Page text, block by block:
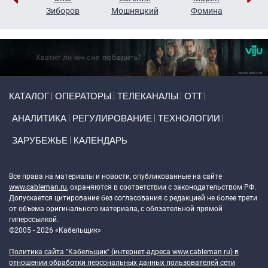
Зиборов
Мошняцкий
Фомина
КАТАЛОГ ОПЕРАТОРЫ ТЕЛЕКАНАЛЫ ОТТ
АНАЛИТИКА РЕГУЛИРОВАНИЕ ТЕХНОЛОГИИ
ЗАРУБЕЖЬЕ КАЛЕНДАРЬ
Все права на материалы и новости, опубликованные на сайте
www.cableman.ru, охраняются в соответствии с законодательством РФ.
Допускается цитирование без согласования с редакцией не более трети
от объема оригинального материала, с обязательной прямой
гиперссылкой.
©2005 - 2026 «Кабельщик»
Политика сайта "Кабельщик" (интернет-адреса www.cableman.ru) в
отношении обработки персональных данных пользователей сети